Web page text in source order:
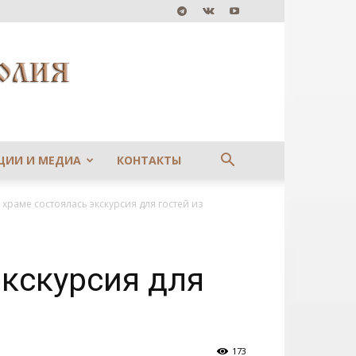
И МЕДИА КОНТАКТЫ
состоялась экскурсия для гостей из
для
173